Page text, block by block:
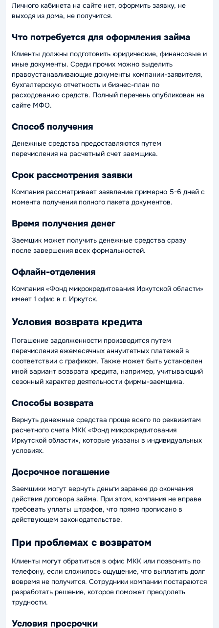
Личного кабинета на сайте нет, оформить заявку, не
выходя из дома, не получится.
Что потребуется для оформления займа
Клиенты должны подготовить юридические, финансовые и
иные документы. Среди прочих можно выделить
правоустанавливающие документы компании-заявителя,
бухгалтерскую отчетность и бизнес-план по
расходованию средств. Полный перечень опубликован на
сайте МФО.
Способ получения
Денежные средства предоставляются путем
перечисления на расчетный счет заемщика.
Срок рассмотрения заявки
Компания рассматривает заявление примерно 5-6 дней с
момента получения полного пакета документов.
Время получения денег
Заемщик может получить денежные средства сразу
после завершения всех формальностей.
Офлайн-отделения
Компания «Фонд микрокредитования Иркутской области»
имеет 1 офис в г. Иркутск.
Условия возврата кредита
Погашение задолженности производится путем
перечисления ежемесячных аннуитетных платежей в
соответствии с графиком. Также может быть установлен
иной вариант возврата кредита, например, учитывающий
сезонный характер деятельности фирмы-заемщика.
Способы возврата
Вернуть денежные средства проще всего по реквизитам
расчетного счета МКК «Фонд микрокредитования
Иркутской области», которые указаны в индивидуальных
условиях.
Досрочное погашение
Заемщики могут вернуть деньги заранее до окончания
действия договора займа. При этом, компания не вправе
требовать уплаты штрафов, что прямо прописано в
действующем законодательстве.
При проблемах с возвратом
Клиенты могут обратиться в офис МКК или позвонить по
телефону, если сложилось ощущение, что выплатить долг
вовремя не получится. Сотрудники компании постараются
разработать решение, которое поможет преодолеть
трудности.
Условия просрочки